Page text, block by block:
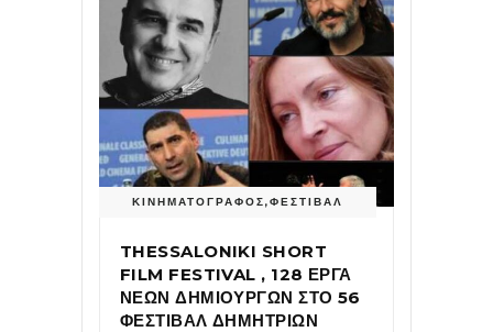
ΚΙΝΗΜΑΤΟΓΡΑΦΟΣ,ΦΕΣΤΙΒΑΛ
THESSALONIKI SHORT
FILM FESTIVAL , 128 ΕΡΓΑ
ΝΕΩΝ ΔΗΜΙΟΥΡΓΩΝ ΣΤΟ 56
ΦΕΣΤΙΒΑΛ ΔΗΜΗΤΡΙΩΝ